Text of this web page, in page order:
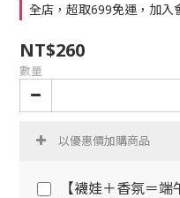
全店，超取699免運，加入
NT$260
數量
以優惠價加購商品
【襪娃＋香氛＝